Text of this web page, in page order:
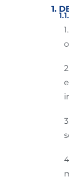
1.
1.